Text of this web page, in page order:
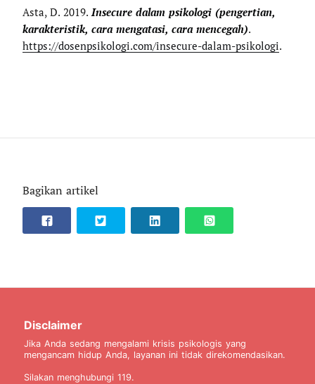
Asta, D. 2019.Insecure dalam psikologi (pengertian,
karakteristik, cara mengatasi, cara mencegah).
https://dosenpsikologi.com/insecure-dalam-psikologi.
Bagikan artikel
Disclaimer
Jika Anda sedang mengalami krisis psikologis yang
mengancam hidup Anda, layanan ini tidak direkomendasikan.
Silakan menghubungi 119.